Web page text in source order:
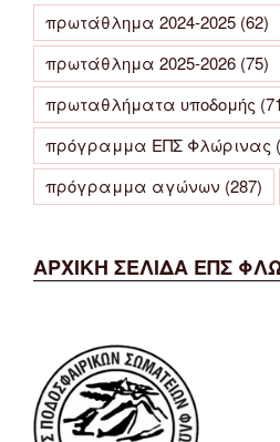
πρωτάθλημα 2024-2025 (62)
πρωτάθλημα 2025-2026 (75)
πρωταθλήματα υποδομής
πρόγραμμα ΕΠΣ Φλώρινας
πρόγραμμα αγώνων (287)
ΑΡΧΙΚΗ ΣΕΛΙΔΑ ΕΠΣ